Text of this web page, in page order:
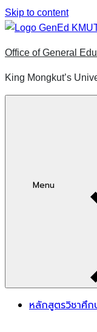
Skip to content
Office of General
King Mongkut’s
Menu
หลักสูตรวิชาศึก